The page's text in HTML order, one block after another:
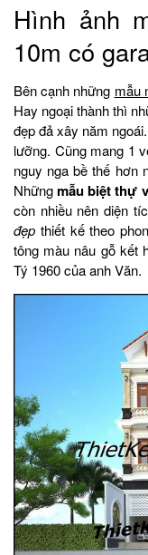
Hình ảnh
10m có
Bên cạnh những mẫu
Hay ngoại thành thì
đẹp đả xây năm
lưỡng. Cũng mang 1
nguy nga bề thế hơn
Nhữngmẫu biệt thự
còn nhiều nên diện
đẹp thiết kế theo
tông màu nâu gỗ kết
Tý 1960 của anh Văn.